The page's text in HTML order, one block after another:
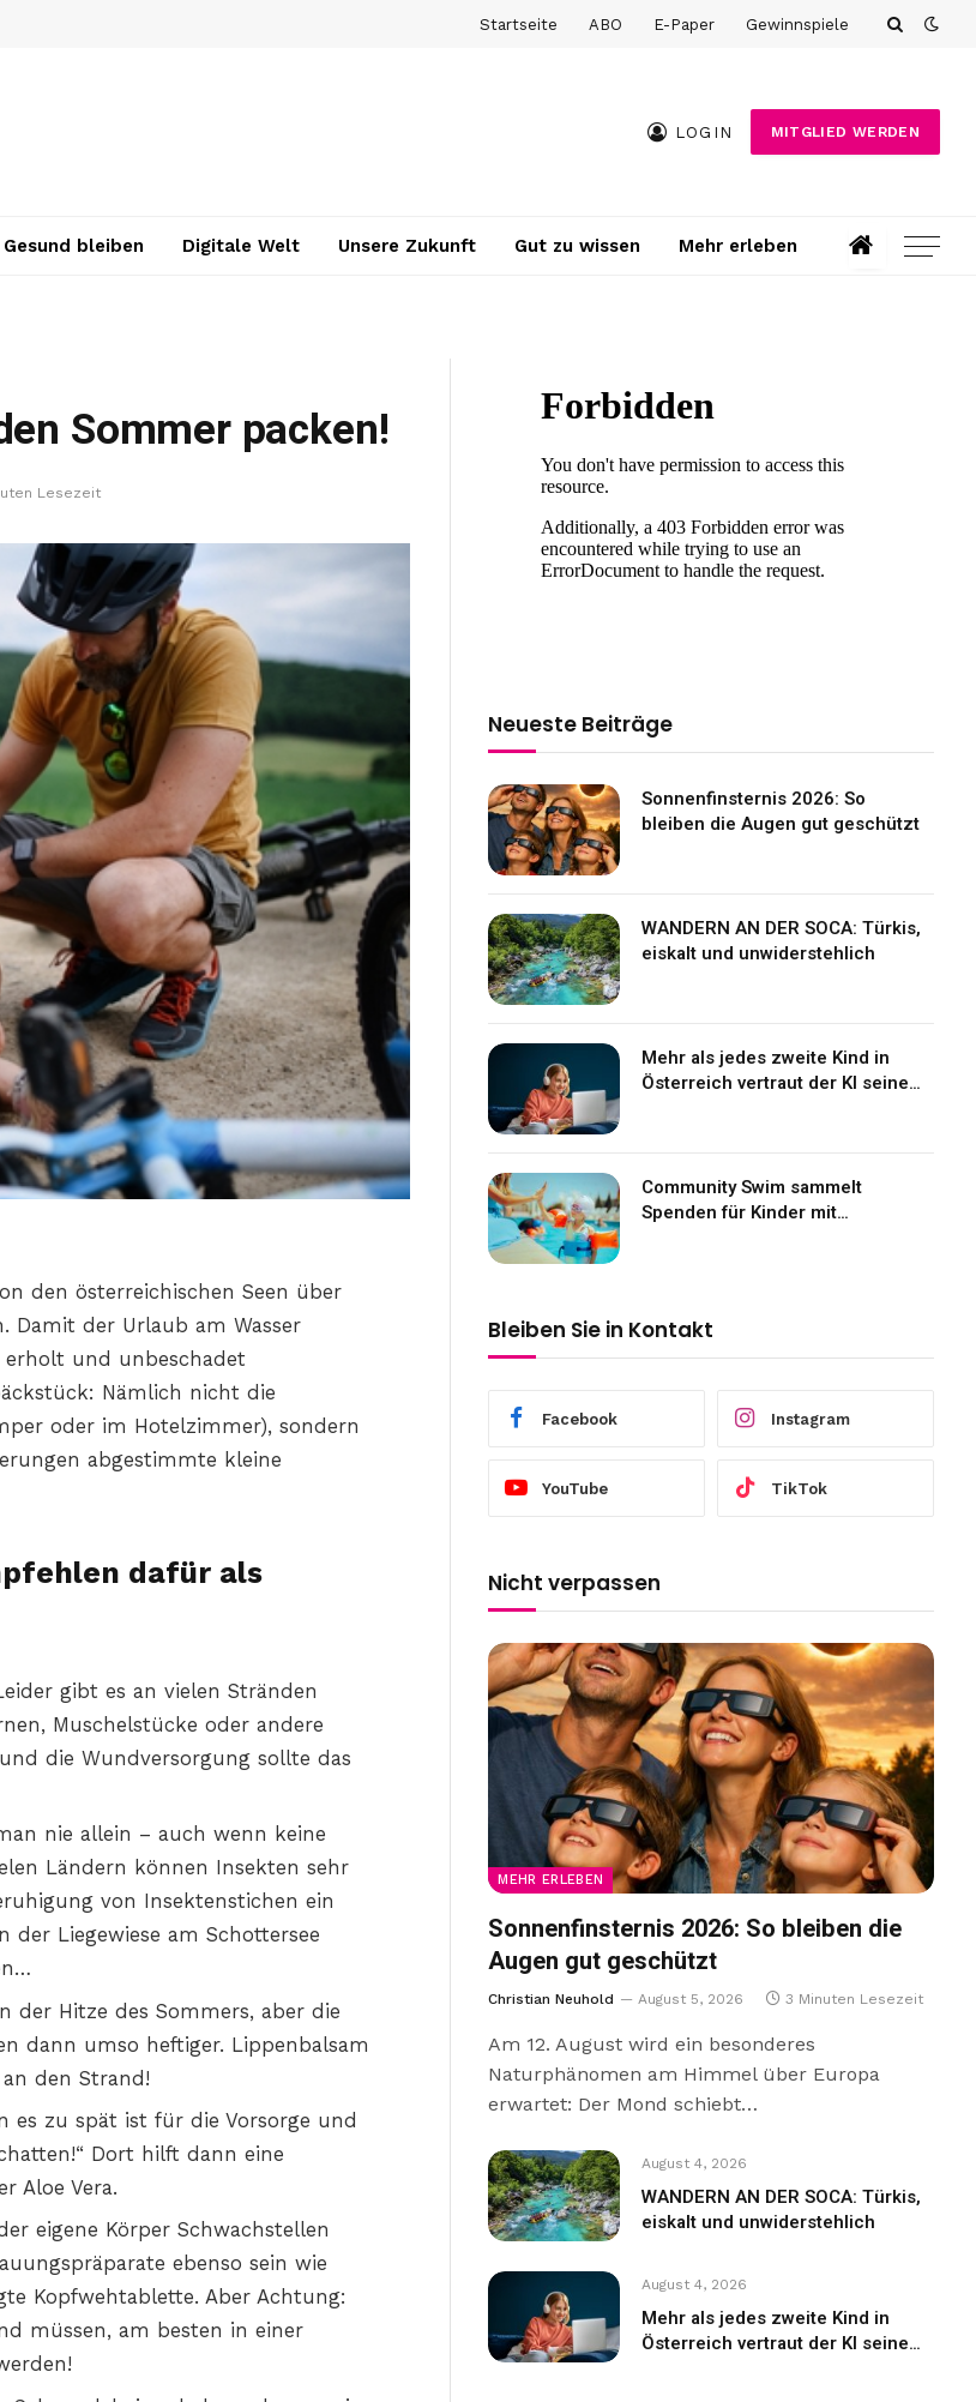
Startseite ABO E-Paper Gewinnspiele
LOGIN MITGLIED WERDEN
Gesund bleiben Digitale Welt Unsere Zukunft Gut zu wissen Mehr erleben
Sommer packen!
Lesezeit
den österreichischen Seen über
Damit der Urlaub am Wasser
und unbeschadet
Nämlich nicht die
oder im Hotelzimmer), sondern
abgestimmte kleine
dafür als
gibt es an vielen Stränden
Muschelstücke oder andere
die Wundversorgung sollte das
nie allein – auch wenn keine
Ländern können Insekten sehr
von Insektenstichen ein
Liegewiese am Schottersee
der Hitze des Sommers, aber die
dann umso heftiger. Lippenbalsam
den Strand!
es zu spät ist für die Vorsorge und
Dort hilft dann eine
Aloe Vera.
eigene Körper Schwachstellen
ebenso sein wie
Kopfwehtablette. Aber Achtung:
müssen, am besten in einer
Neueste Beiträge
Sonnenfinsternis 2026: So
bleiben die Augen gut geschützt
WANDERN AN DER SOCA: Türkis,
eiskalt und unwiderstehlich
Mehr als jedes zweite Kind in
Österreich vertraut der KI seine
Community Swim sammelt
Spenden für Kinder mit
Bleiben Sie in Kontakt
Facebook Instagram
YouTube TikTok
Nicht verpassen
MEHR ERLEBEN
Sonnenfinsternis 2026: So bleiben die
Augen gut geschützt
Christian Neuhold August 5, 2026 3 Minuten Lesezeit
Am 12. August wird ein besonderes
Naturphänomen am Himmel über Europa
erwartet: Der Mond schiebt…
August 4, 2026
WANDERN AN DER SOCA: Türkis,
eiskalt und unwiderstehlich
August 4, 2026
Mehr als jedes zweite Kind in
Österreich vertraut der KI seine